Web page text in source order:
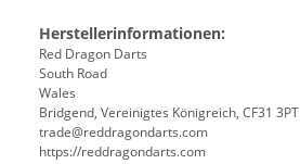
Herstellerinformationen:
Red Dragon Darts
South Road
Wales
Bridgend, Vereinigtes Königreich, CF31 3PT
trade@reddragondarts.com
https://reddragondarts.com